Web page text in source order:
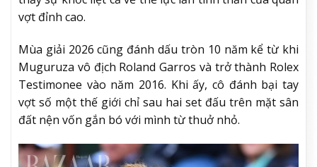
vợt đỉnh cao.
Mùa giải 2026 cũng đánh dấu tròn 10 năm kể từ khi
Muguruza vô địch Roland Garros và trở thành Rolex
Testimonee vào năm 2016. Khi ấy, cô đánh bại tay
vợt số một thế giới chỉ sau hai set đấu trên mặt sân
đất nện vốn gắn bó với mình từ thuở nhỏ.